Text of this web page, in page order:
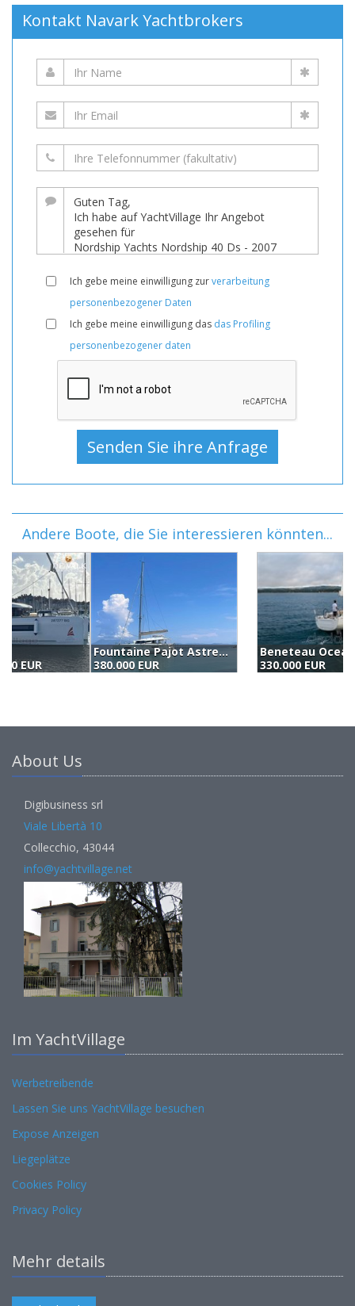
Kontakt Navark Yachtbrokers
Ich gebe meine einwilligung zurverarbeitung
personenbezogener Daten
Ich gebe meine einwilligung das das Profiling
personenbezogener daten
Andere Boote, die Sie interessieren könnten...
Beneteau Oceanis 40.1 (2023)
330.000 EUR
About Us
Digibusiness srl
Viale Libertà 10
Collecchio, 43044
info@yachtvillage.net
Im YachtVillage
Werbetreibende
Lassen Sie uns YachtVillage besuchen
Expose Anzeigen
Liegeplätze
Cookies Policy
Privacy Policy
Mehr details